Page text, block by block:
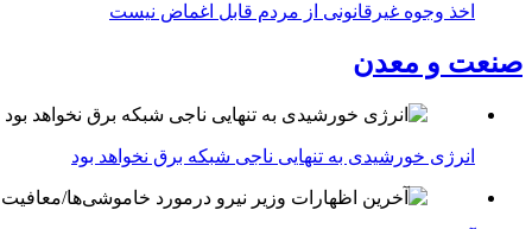
اخذ وجوه غیرقانونی از مردم قابل اغماض نیست
صنعت و معدن
انرژی خورشیدی به تنهایی ناجی شبکه برق نخواهد بود